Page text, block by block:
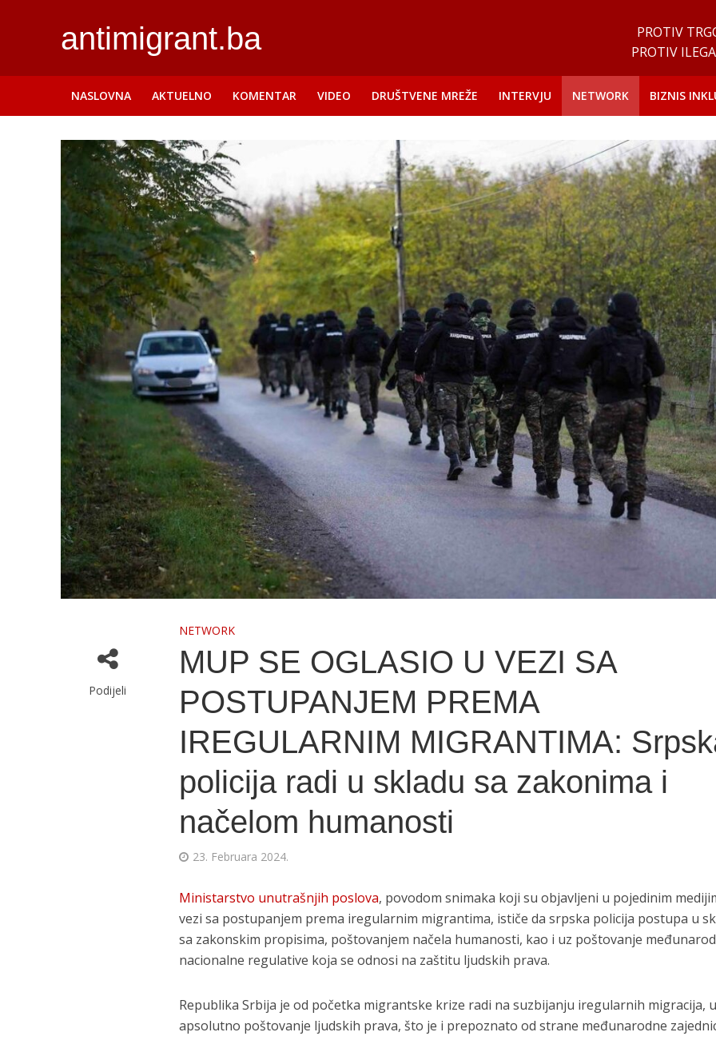
antimigrant.ba
PROTIV
PROTIV
NASLOVNA AKTUELNO KOMENTAR VIDEO DRUŠTVENE MREŽE INTERVJU NETWORK BIZNIS
Podijeli
NETWORK
MUP SE OGLASIO U VEZI SA
POSTUPANJEM PREMA
IREGULARNIM MIGRANTIMA:
policija radi u skladu sa zakonima i
načelom humanosti
23. Februara 2024.
Ministarstvo unutrašnjih poslova, povodom snimaka koji su objavljeni u pojedinim
vezi sa postupanjem prema iregularnim migrantima, ističe da srpska policija postupa u
sa zakonskim propisima, poštovanjem načela humanosti, kao i uz poštovanje
nacionalne regulative koja se odnosi na zaštitu ljudskih prava.
Republika Srbija je od početka migrantske krize radi na suzbijanju iregularnih migracija,
apsolutno poštovanje ljudskih prava, što je i prepoznato od strane međunarodne